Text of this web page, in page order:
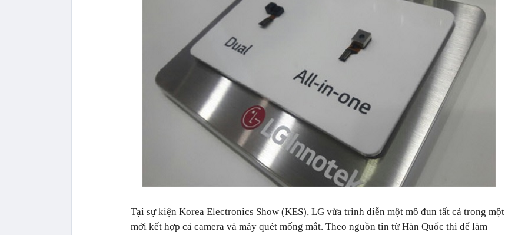
Tại sự kiện Korea Electronics Show (KES), LG vừa trình diễn một mô đun tất cả trong một
mới kết hợp cả camera và máy quét mống mắt. Theo nguồn tin từ Hàn Quốc thì để làm